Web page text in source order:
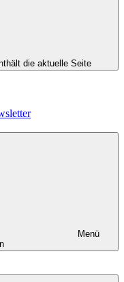
die aktuelle Seite
Menü